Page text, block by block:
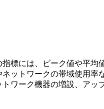
標には、ピーク値や平
ットワークの帯域使用
ワーク機器の増設、アッ